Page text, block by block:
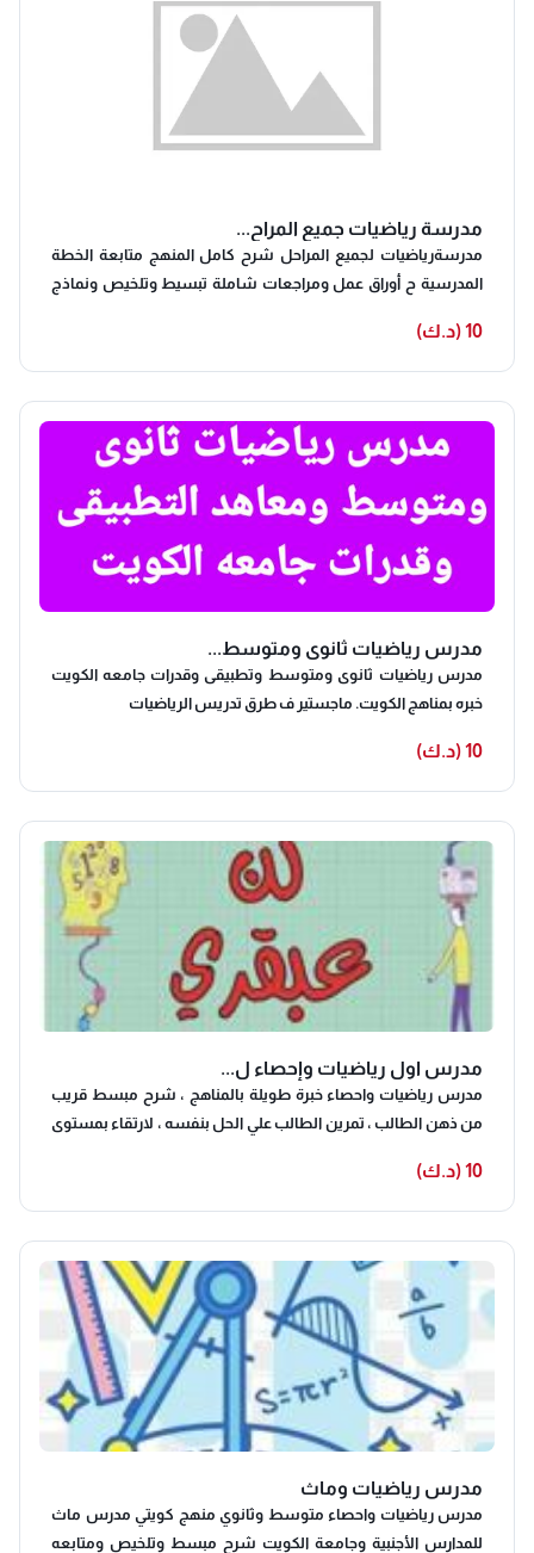
مدرسة رياضيات جميع المراح...
مدرسةرياضيات لجميع المراحل شرح كامل المنهج متابعة الخطة
المدرسية ح أوراق عمل ومراجعات شاملة تبسيط وتلخيص ونماذج
مراجعة ليلة الامتحان أوراق عمل ومراجعات شاملة للاتصال للسيدات
فقط
10 (د.ك)
مدرس رياضيات ثانوى ومتوسط...
مدرس رياضيات ثانوى ومتوسط وتطبيقى وقدرات جامعه الكويت
خبره بمناهج الكويت. ماجستير ف طرق تدريس الرياضيات
10 (د.ك)
مدرس اول رياضيات وإحصاء ل...
مدرس رياضيات واحصاء خبرة طويلة بالمناهج ، شرح مبسط قريب
من ذهن الطالب ، تمرين الطالب علي الحل بنفسه ، لارتقاء بمستوى
شاملة لاختبارات التقويمية و النهائية
10 (د.ك)
مدرس رياضيات وماث
مدرس رياضيات واحصاء متوسط وثانوي منهج كويتي مدرس ماث
للمدارس الأجنبية وجامعة الكويت شرح مبسط وتلخيص ومتابعه